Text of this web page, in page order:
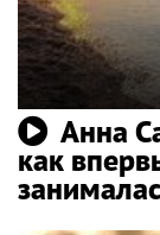
Анна
как